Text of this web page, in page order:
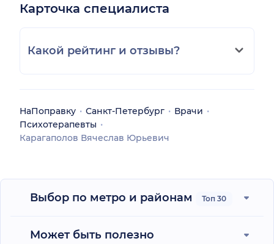
Карточка специалиста
Какой рейтинг и отзывы?
НаПоправку Санкт-Петербург
Врачи
Психотерапевты
Карагаполов Вячеслав Юрьевич
Выбор по метро и районам Топ 30
Может быть полезно